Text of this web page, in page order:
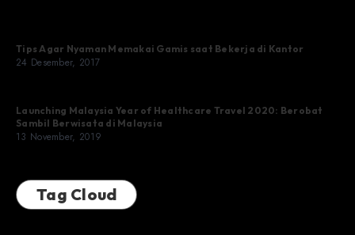
Tips Agar Nyaman Memakai Gamis saat Bekerja di Kantor
24 Desember, 2017
Launching Malaysia Year of Healthcare Travel 2020: Berobat
Sambil Berwisata di Malaysia
13 November, 2019
Tag Cloud